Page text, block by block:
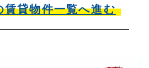
賃貸物件一覧へ進む